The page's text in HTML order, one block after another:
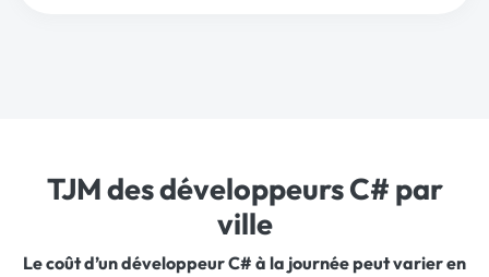
TJM des développeurs C# par
ville
Le coût d’un développeur C# à la journée peut varier en